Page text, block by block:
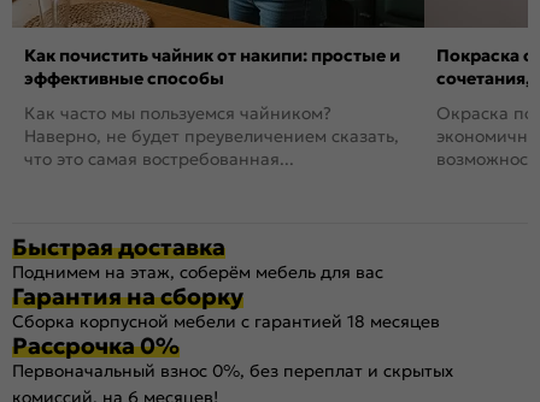
Как почистить чайник от накипи: простые и
эффективные способы
Как часто мы пользуемся чайником?
Наверно, не будет преувеличением сказать,
что это самая востребованная...
Покраска
сочетания,
Окраска
Быстрая доставка
Поднимем на этаж, соберём мебель для вас
Гарантия на сборку
Сборка корпусной мебели с гарантией 18 месяцев
Рассрочка 0%
Первоначальный взнос 0%, без переплат и скрытых
комиссий, на 6 месяцев!